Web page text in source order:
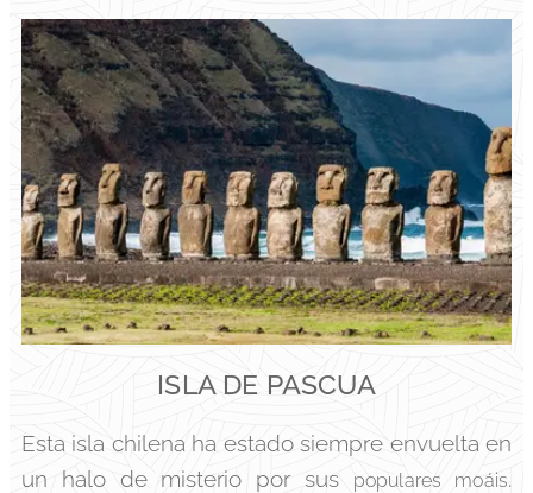
ISLA DE PASCUA
Esta isla chilena ha estado siempre envuelta en
un halo de misterio por sus
populares moáis.